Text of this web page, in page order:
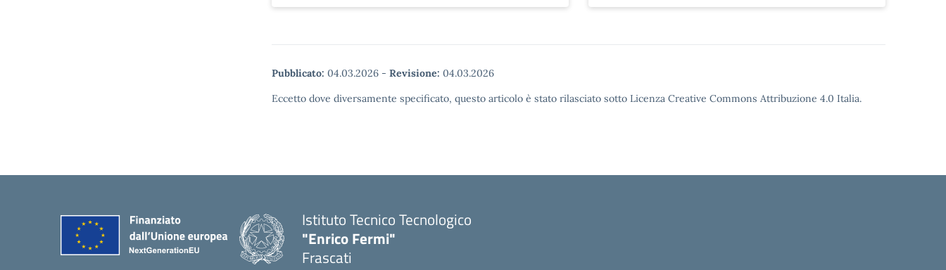
Pubblicato: 04.03.2026 - Revisione: 04.03.2026
Eccetto dove diversamente specificato, questo articolo è stato rilasciato sotto Licenza Creative Commons Attribuzione 4.0 Italia.
Istituto Tecnico Tecnologico
"Enrico Fermi"
Frascati